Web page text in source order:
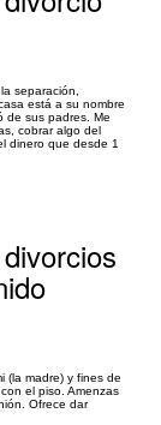
separación,
está a su nombre
de sus padres. Me
cobrar algo del
dinero que desde 1
(la madre) y fines de
el piso. Amenzas
Ofrece dar